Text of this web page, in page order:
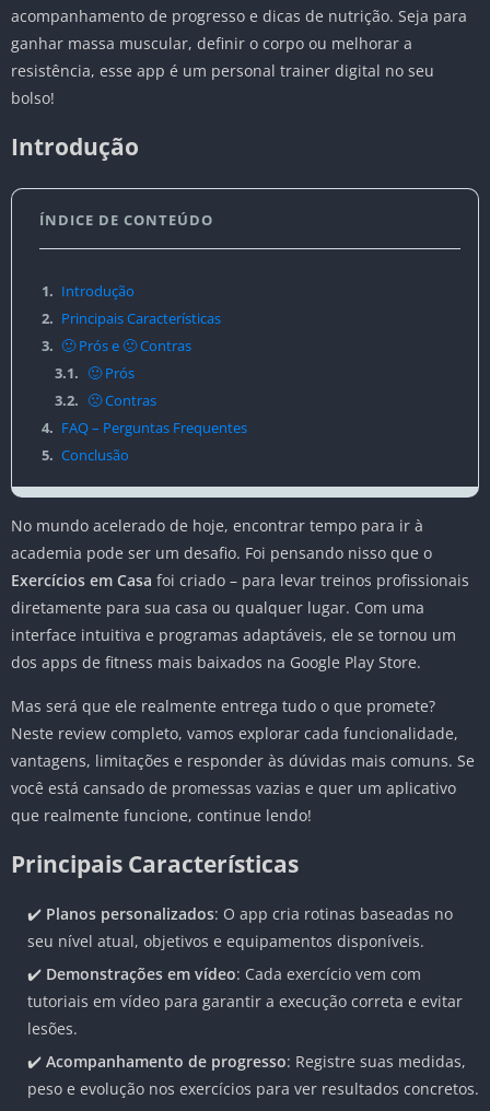
acompanhamento de progresso e dicas de nutrição. Seja para
ganhar massa muscular, definir o corpo ou melhorar a
resistência, esse app é um personal trainer digital no seu
bolso!
Introdução
ÍNDICE DE CONTEÚDO
1. Introdução
2. Principais Características
3. 🙂 Prós e 🙁 Contras
3.1. 🙂 Prós
3.2. 🙁 Contras
4. FAQ – Perguntas Frequentes
5. Conclusão
No mundo acelerado de hoje, encontrar tempo para ir à
academia pode ser um desafio. Foi pensando nisso que o
Exercícios em Casa foi criado – para levar treinos profissionais
diretamente para sua casa ou qualquer lugar. Com uma
interface intuitiva e programas adaptáveis, ele se tornou um
dos apps de fitness mais baixados na Google Play Store.
Mas será que ele realmente entrega tudo o que promete?
Neste review completo, vamos explorar cada funcionalidade,
vantagens, limitações e responder às dúvidas mais comuns. Se
você está cansado de promessas vazias e quer um aplicativo
que realmente funcione, continue lendo!
Principais Características
✔️ Planos personalizados: O app cria rotinas baseadas no
seu nível atual, objetivos e equipamentos disponíveis.
✔️ Demonstrações em vídeo: Cada exercício vem com
tutoriais em vídeo para garantir a execução correta e evitar
lesões.
✔️ Acompanhamento de progresso: Registre suas medidas,
peso e evolução nos exercícios para ver resultados concretos.